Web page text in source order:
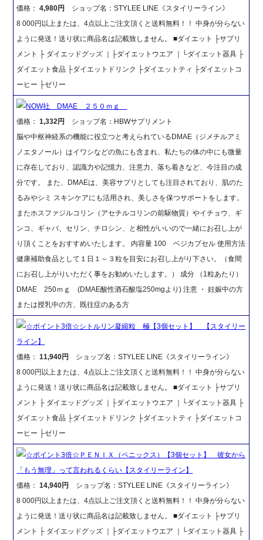
価格：4,980円
ショップ名：STYLEE LINE《スタイリーライン》
8 000円以上または、4点以上ご注文頂くと送料無料！！ 中身が分らない
ように発送！送り状に商品名は記載致しません。 ■ダイエット ├サプリ
メント ├ ダイエッドグッズ ｜├ダイエットウエア ｜└ダイエット器具 ├
ダイエット食品 ├ダイエットドリンク ├ダイエットティ ├ダイエットコ
ーヒー ├ゼリー
NOW社 DMAE ２５０ｍｇ
価格：1,332円
ショップ名：HBWサプリメント
脳や中枢神経系の機能に役立つと考えられているDMAE（ジメチルアミ
ノエタノール）はイワシなどの魚にも含まれ、私たちの体の中にも微量
に存在しており、認識力や記憶力、注意力、落ち着きなど、今注目の成
分です。 また、DMAEは、美容サプリとしても注目されており、肌のた
るみやシミ スキンケアにも活用され、美しさを保つサポートをします。
またホスファジルコリン（アセチルコリンの前駆物質）やイチョウ、ギ
ンコ、ギャバ、セリン、チロシン、と相性がいいので一緒にお召し上が
り頂くことをおすすめいたします。 内容量 100 ベジカプセル 使用方法
健康補助食品として１日１～３粒を目安にお召し上がり下さい。（食間
にお召し上がりいただく事をお勧めいたします。） 成分 （1粒あたり）
DMAE 250ｍｇ (DMAE酸性酒石酸塩250mgより) 注意 ・ 妊娠中の方
または授乳中の方、既往症のある方
☆ポイント3倍☆シトルリン凝縮粒 極【3個セット】 【スタイリー
ライン】
価格：11,940円
ショップ名：STYLEE LINE《スタイリーライン》
8 000円以上または、4点以上ご注文頂くと送料無料！！ 中身が分らない
ように発送！送り状に商品名は記載致しません。 ■ダイエット ├サプリ
メント ├ ダイエッドグッズ ｜├ダイエットウエア ｜└ダイエット器具 ├
ダイエット食品 ├ダイエットドリンク ├ダイエットティ ├ダイエットコ
ーヒー ├ゼリー
☆ポイント3倍☆ＰＥＮＩＸ（ペニックス）【3個セット】 彼女から
「もう無理」って言われるくらい【スタイリーライン】
価格：14,940円
ショップ名：STYLEE LINE《スタイリーライン》
8 000円以上または、4点以上ご注文頂くと送料無料！！ 中身が分らない
ように発送！送り状に商品名は記載致しません。 ■ダイエット ├サプリ
メント ├ ダイエッドグッズ ｜├ダイエットウエア ｜└ダイエット器具 ├